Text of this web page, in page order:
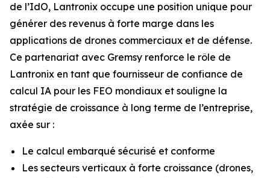
de l’IdO, Lantronix occupe une position unique pour
générer des revenus à forte marge dans les
applications de drones commerciaux et de défense.
Ce partenariat avec Gremsy renforce le rôle de
Lantronix en tant que fournisseur de confiance de
calcul IA pour les FEO mondiaux et souligne la
stratégie de croissance à long terme de l’entreprise,
axée sur :
Le calcul embarqué sécurisé et conforme
Les secteurs verticaux à forte croissance (drones,